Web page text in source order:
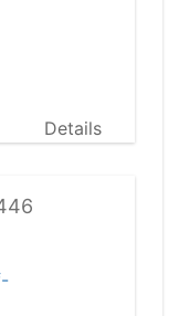
Details